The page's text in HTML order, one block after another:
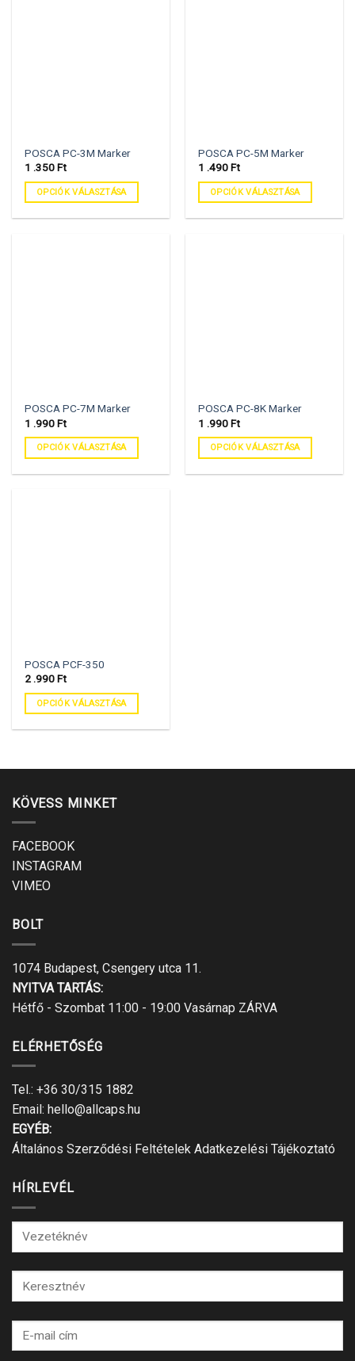
POSCA PC-3M Marker
1 .350Ft
OPCIÓK VÁLASZTÁSA
POSCA PC-5M Marker
1 .490Ft
OPCIÓK VÁLASZTÁSA
POSCA PC-7M Marker
1 .990Ft
OPCIÓK VÁLASZTÁSA
POSCA PC-8K Marker
1 .990Ft
OPCIÓK VÁLASZTÁSA
POSCA PCF-350
2 .990Ft
OPCIÓK VÁLASZTÁSA
KÖVESS MINKET
FACEBOOK
INSTAGRAM
VIMEO
BOLT
1074 Budapest, Csengery utca 11.
NYITVA TARTÁS:
Hétfő - Szombat 11:00 - 19:00 Vasárnap ZÁRVA
ELÉRHETŐSÉG
Tel.: +36 30/315 1882
Email: hello@allcaps.hu
EGYÉB:
Általános Szerződési Feltételek Adatkezelési Tájékoztató
HÍRLEVÉL